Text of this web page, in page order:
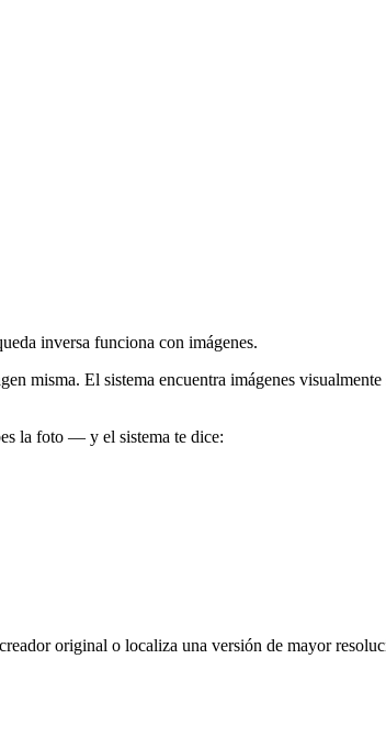
inversa funciona con imágenes.
misma. El sistema encuentra imágenes
la foto — y el sistema te dice:
original o localiza una versión de mayor